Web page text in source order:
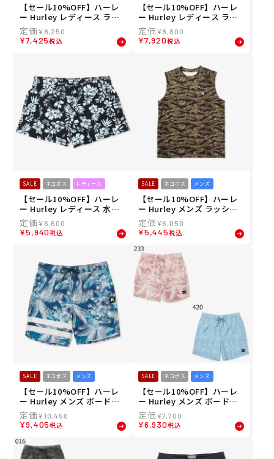
【セール10%OFF】ハーレ
ー Hurley レディース ラッ
シュガード PHANTOM クル
ーシブ ロゴ フルジップ ジャ
ケット WSRG261009 26SU
¥ 8,250
¥7,425税込
【セール10%OFF】ハーレ
ー Hurley レディース ラッ
シュガード PHANTOM クル
ーシブ ロゴ フルジップ フー
ディー WSRG261008 26SU
¥8,800
¥7,920税込
SALE ネコポス レディース
【セール10%OFF】ハーレ
ー Hurley レディース 水着
リブ ポケット ボードショー
ツ サーフパンツ WBS24210
43 26SU
¥ 6,600
¥5,940税込
SALE ネコポス メンズ
【セール10%OFF】ハーレ
ー Hurley メンズ ラッシュ
ガード ノースリーブ タンク
トップ ラッシュ アイコン カ
モ スリーブレス MSRG2610
01 26SU
¥6,050
¥5,445税込
SALE ネコポス メンズ
【セール10%OFF】ハーレ
ー Hurley メンズ ボードシ
ョーツ トランクス PHANTO
M エコ ブロックパーティ エ
ンジニアード 18" MBS0841
2 26SU
¥10,450
¥9,405税込
SALE ネコポス メンズ
【セール10%OFF】ハーレ
ー Hurley メンズ ボードシ
ョーツ トランクス キャノン
ボール ボレー 17" MBS084
05 26SU
¥7,700
¥6,930税込